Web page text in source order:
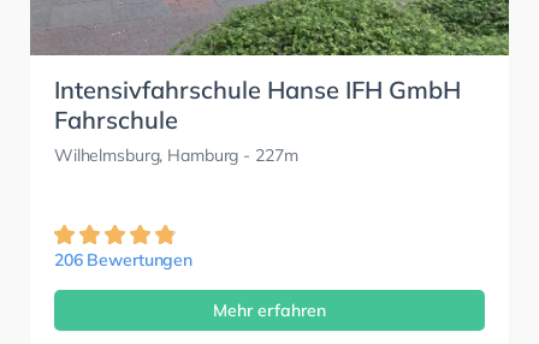
Intensivfahrschule Hanse IFH GmbH
Fahrschule
Wilhelmsburg, Hamburg - 227m
206 Bewertungen
Mehr erfahren